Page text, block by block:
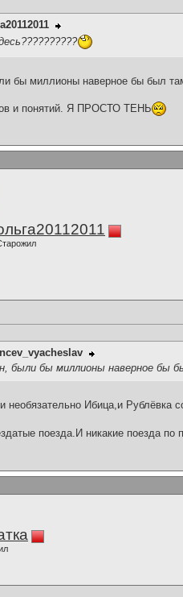
бы миллионы наверное бы был
и понятий. Я ПРОСТО ТЕНЬ
были бы миллионы наверное бы
необязательно Ибица,и Рублёвка
поезда.И никакие поезда по